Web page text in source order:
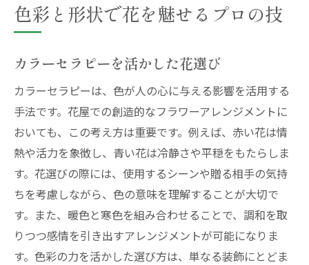
色彩と形状で花を魅せるプロの技
カラーセラピーを活かした花選び
カラーセラピーは、色が人の心に与える影響を活用する
手法です。花屋での創造的なフラワーアレンジメントに
おいても、この考え方は重要です。例えば、赤い花は情
熱や活力を象徴し、青い花は冷静さや平穏をもたらしま
す。花選びの際には、使用するシーンや贈る相手の気持
ちを考慮しながら、色の意味を理解することが大切で
す。また、暖色と寒色を組み合わせることで、調和を取
りつつ感情を引き出すアレンジメントが可能になりま
す。色彩の力を活かした選び方は、単なる装飾にとどま